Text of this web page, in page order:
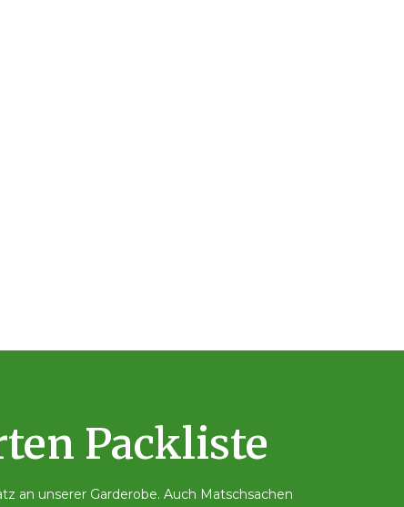
Packliste
an unserer Garderobe. Auch Matschsachen